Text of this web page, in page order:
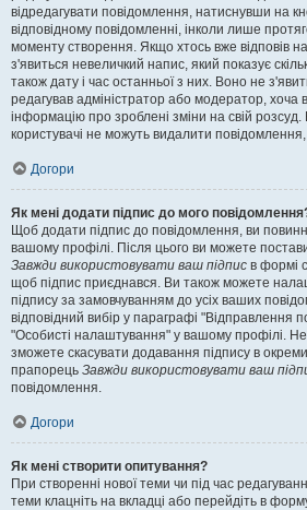
відредагувати повідомлення, натиснувши на
відповідному повідомленні, інколи лише
моменту створення. Якщо хтось вже відповів
з'явиться невеличкий напис, який показує
також дату і час останньої з них. Воно не
редагував адміністратор або модератор,
інформацію про зроблені зміни на свій
користувачі не можуть видалити повідомлення,
Догори
Як мені додати підпис до мого
Щоб додати підпис до повідомлення, ви
вашому профілі. Після цього ви можете
Завжди використовувати ваш підпис в формі
щоб підпис приєднався. Ви також можете
підпису за замовчуванням до усіх ваших
відповідний вибір у параграфі "Відправлення
"Особисті налаштування" у вашому профілі.
зможете скасувати додавання підпису в
прапорець Завжди використовувати ваш
повідомлення.
Догори
Як мені створити опитування?
При створенні нової теми чи під час
теми клацніть на вкладці або перейдіть в